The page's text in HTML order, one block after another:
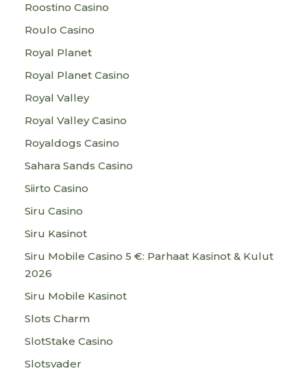
Roostino Casino
Roulo Casino
Royal Planet
Royal Planet Casino
Royal Valley
Royal Valley Casino
Royaldogs Casino
Sahara Sands Casino
Siirto Casino
Siru Casino
Siru Kasinot
Siru Mobile Casino 5 €: Parhaat Kasinot & Kulut
2026
Siru Mobile Kasinot
Slots Charm
SlotStake Casino
Slotsvader